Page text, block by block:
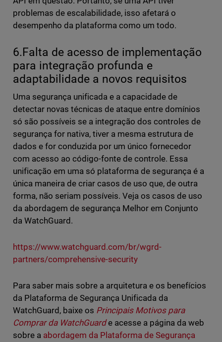
problemas de escalabilidade, isso afetará o
desempenho da plataforma como um todo.
6.Falta de acesso de implementação
para integração profunda e
adaptabilidade a novos requisitos
Uma segurança unificada e a capacidade de
detectar novas técnicas de ataque entre domínios
só são possíveis se a integração dos controles de
segurança for nativa, tiver a mesma estrutura de
dados e for conduzida por um único fornecedor
com acesso ao código-fonte de controle. Essa
unificação em uma só plataforma de segurança é a
única maneira de criar casos de uso que, de outra
forma, não seriam possíveis. Veja os casos de uso
da abordagem de segurança Melhor em Conjunto
da WatchGuard.
https://www.watchguard.com/br/wgrd-
partners/comprehensive-security
Para saber mais sobre a arquitetura e os benefícios
da Plataforma de Segurança Unificada da
WatchGuard, baixe os Principais Motivos para
Comprar da WatchGuard e acesse a página da web
sobre a abordagem da Plataforma de Segurança